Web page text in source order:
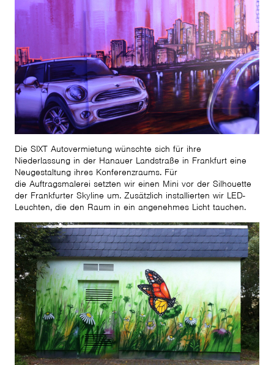
Die SIXT Autovermietung wünschte sich für ihre
Niederlassung in der Hanauer Landstraße in Frankfurt eine
Neugestaltung ihres Konferenzraums. Für
die Auftragsmalerei setzten wir einen Mini vor der Silhouette
der Frankfurter Skyline um. Zusätzlich installierten wir LED-
Leuchten, die den Raum in ein angenehmes Licht tauchen.